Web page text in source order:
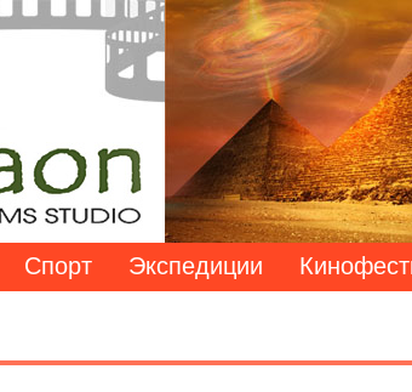
Спорт Экспедиции